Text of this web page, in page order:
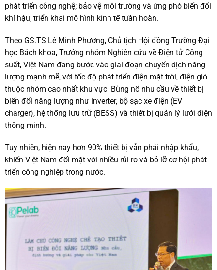
phát triển công nghệ; bảo vệ môi trường và ứng phó biến đổi
khí hậu; triển khai mô hình kinh tế tuần hoàn.
Theo GS.TS Lê Minh Phương, Chủ tịch Hội đồng Trường Đại
học Bách khoa, Trưởng nhóm Nghiên cứu về Điện tử Công
suất, Việt Nam đang bước vào giai đoạn chuyển dịch năng
lượng mạnh mẽ, với tốc độ phát triển điện mặt trời, điện gió
thuộc nhóm cao nhất khu vực. Bùng nổ nhu cầu về thiết bị
biến đổi năng lượng như inverter, bộ sạc xe điện (EV
charger), hệ thống lưu trữ (BESS) và thiết bị quản lý lưới điện
thông minh.
Tuy nhiên, hiện nay hơn 90% thiết bị vẫn phải nhập khẩu,
khiến Việt Nam đối mặt với nhiều rủi ro và bỏ lỡ cơ hội phát
triển công nghiệp trong nước.